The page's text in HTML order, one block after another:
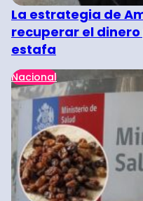
La estrategia de
recuperar el
estafa
Nacional